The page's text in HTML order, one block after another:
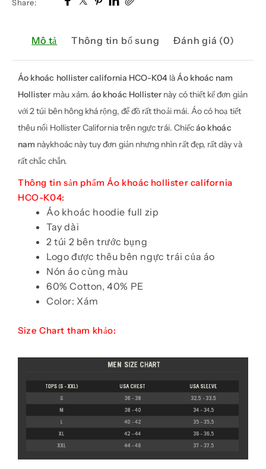
Share:
Mô tả Thông tin bổ sung Đánh giá (0)
Áo khoác hollistercalifornia HCO-K04 làÁo khoác nam
Hollister màu xám.áo khoác Hollister này có thiết kế đơn giản
với 2 túi bên hông khá rộng, để đồ rất thoải mái. Áo có hoạ tiết
thêu nổi Hollister California trên ngực trái. Chiếcáo khoác
nam nàykhoác này tuy đơn giản nhưng nhìn rất đẹp, rất dày và
rất chắc chắn.
Thông tin sản phẩm Áo khoác hollister california
HCO-K04:
Áo khoác hoodie full zip
Tay dài
2 túi 2 bên trước bụng
Logo được thêu bên ngực trái của áo
Nón áo cùng màu
60% Cotton, 40% PE
Color: Xám
Size Chart tham khảo: